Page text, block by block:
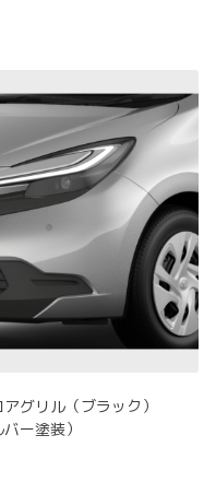
グリル（ブラック）
ー塗装）